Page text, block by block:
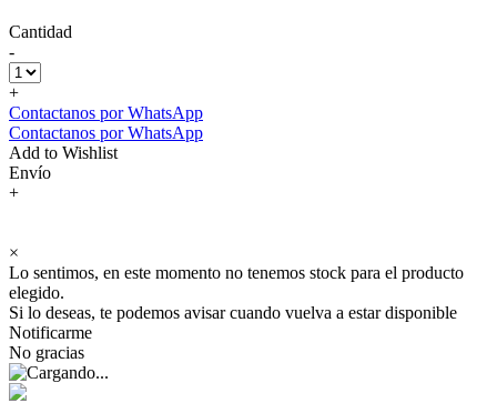
Cantidad
-
+
Contactanos por WhatsApp
Contactanos por WhatsApp
Add to Wishlist
Envío
+
×
Lo sentimos, en este momento no tenemos stock para el producto
elegido.
Si lo deseas, te podemos avisar cuando vuelva a estar disponible
Notificarme
No gracias